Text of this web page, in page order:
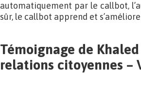
automatiquement par le callbot,
sûr, le callbot apprend et
Témoignage de
relations citoyennes –